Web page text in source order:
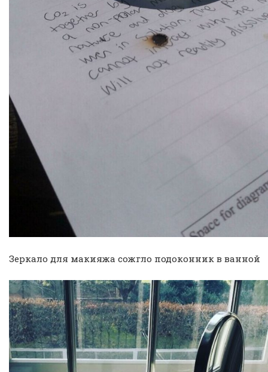
Зеркало для макияжа сожгло подоконник в ванной